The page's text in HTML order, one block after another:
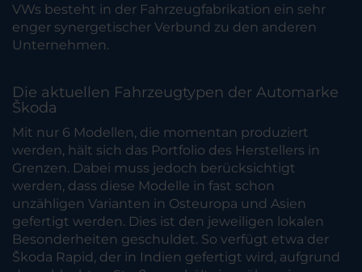
VWs besteht in der Fahrzeugfabrikation ein sehr
enger synergetischer Verbund zu den anderen
Unternehmen.
Die aktuellen Fahrzeugtypen der Automarke
Škoda
Mit nur 6 Modellen, die momentan produziert
werden, hält sich das Portfolio des Herstellers in
Grenzen. Dabei muss jedoch berücksichtigt
werden, dass diese Modelle in fast schon
unzähligen Varianten in Osteuropa und Asien
gefertigt werden. Dies ist den jeweiligen lokalen
Besonderheiten geschuldet. So verfügt etwa der
Škoda Rapid, der in Indien gefertigt wird, aufgrund